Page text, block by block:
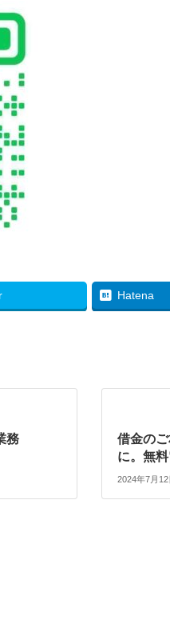
Hatena
務
借金の
に。無料
2024年7月12